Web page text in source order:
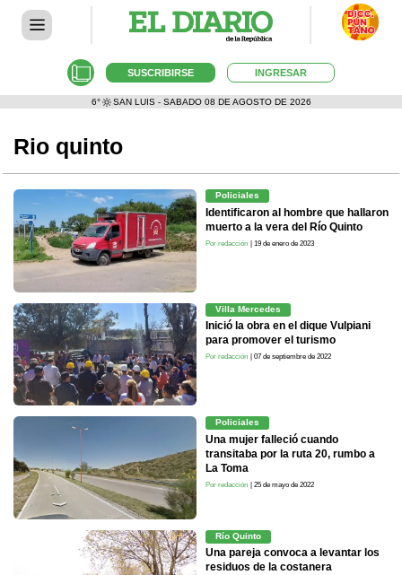
SUSCRIBIRSE INGRESAR
6° SAN LUIS - SABADO 08 DE AGOSTO DE 2026
Rio quinto
Policiales
Identificaron al hombre que hallaron
muerto a la vera del Río Quinto
Por redacción | 19 de enero de 2023
Villa Mercedes
Inició la obra en el dique Vulpiani
para promover el turismo
Por redacción | 07 de septiembre de 2022
Policiales
Una mujer falleció cuando
transitaba por la ruta 20, rumbo a
La Toma
Por redacción | 25 de mayo de 2022
Río Quinto
Una pareja convoca a levantar los
residuos de la costanera